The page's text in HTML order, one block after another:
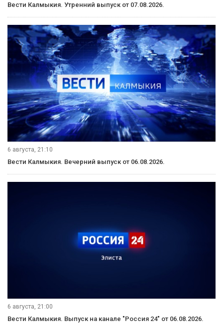
Вести Калмыкия. Утренний выпуск от 07.08.2026.
6 августа, 21:10
Вести Калмыкия. Вечерний выпуск от 06.08.2026.
6 августа, 21:00
Вести Калмыкия. Выпуск на канале "Россия 24" от 06.08.2026.